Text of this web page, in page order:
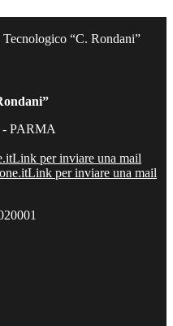
“C. Rondani”
- PARMA
Link per inviare una mail
Link per inviare una mail